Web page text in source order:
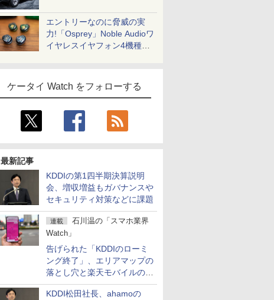
エントリーなのに脅威の実
力!「Osprey」Noble Audioワ
イヤレスイヤフォン4機種を
ケータイ Watch をフォローする
最新記事
KDDIの第1四半期決算説明
会、増収増益もガバナンスや
セキュリティ対策などに課題
連載
石川温の「スマホ業界
Watch」
告げられた「KDDIのローミ
ング終了」、エリアマップの
落とし穴と楽天モバイルの課
題
KDDI松田社長、ahamoの